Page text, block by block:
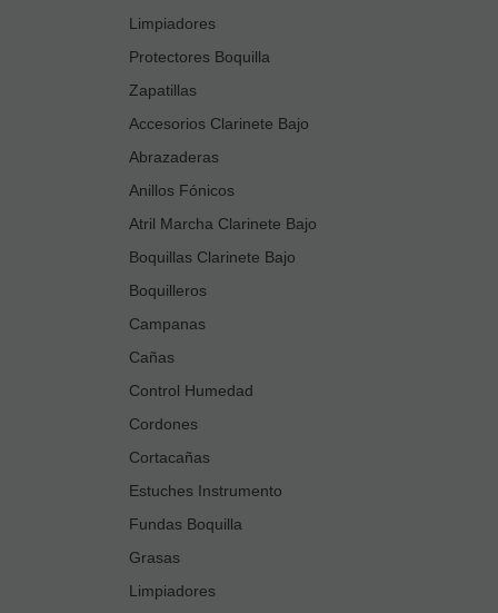
Limpiadores
Protectores Boquilla
Zapatillas
Accesorios Clarinete Bajo
Abrazaderas
Anillos Fónicos
Atril Marcha Clarinete Bajo
Boquillas Clarinete Bajo
Boquilleros
Campanas
Cañas
Control Humedad
Cordones
Cortacañas
Estuches Instrumento
Fundas Boquilla
Grasas
Limpiadores